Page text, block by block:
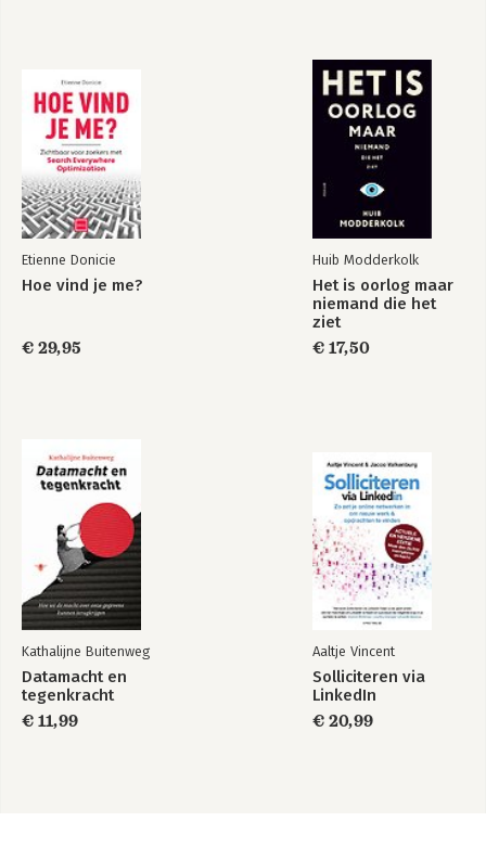
Etienne Donicie
Hoe vind je me?
€ 29,95
Huib Modderkolk
Het is oorlog maar
niemand die het
ziet
€ 17,50
Kathalijne Buitenweg
Datamacht en
tegenkracht
€ 11,99
Aaltje Vincent
Solliciteren via
LinkedIn
€ 20,99